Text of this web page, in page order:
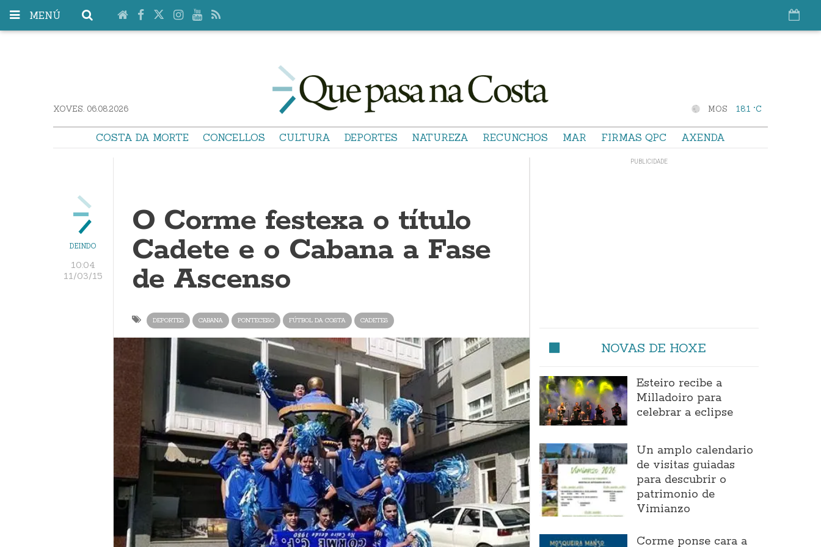
MENÚ
XOVES. 06.08.2026 MOS 18.1 °C
COSTA DA MORTE CONCELLOS CULTURA DEPORTES NATUREZA RECUNCHOS MAR FIRMAS QPC AXENDA
DEINDO
10:04
11/03/15
O Corme festexa o título
Cadete e o Cabana a Fase
de Ascenso
DEPORTES CABANA PONTECESO FÚTBOL DA COSTA CADETES
NOVAS DE HOXE
Esteiro recibe a
Milladoiro para
celebrar a eclipse
Un amplo calendario
de visitas guiadas
para descubrir o
patrimonio de
Vimianzo
Corme ponse cara a